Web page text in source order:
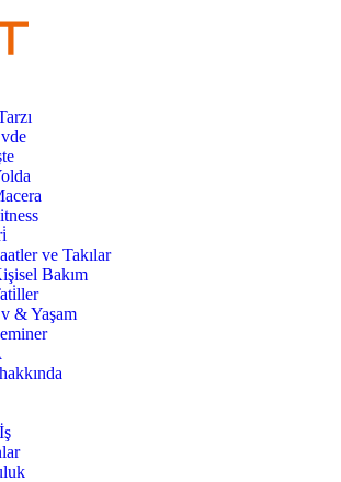
ve Takılar
Bakım
& Yaşam